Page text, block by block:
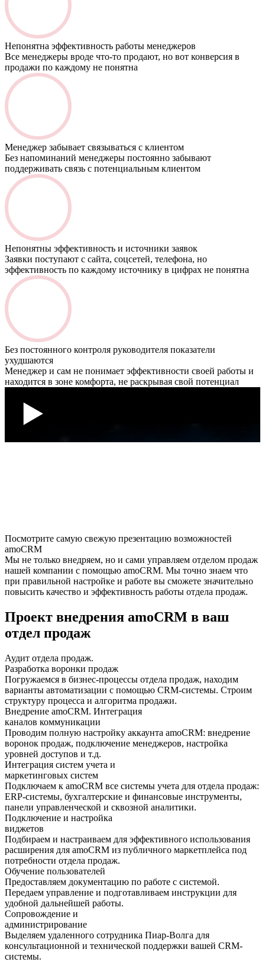
Непонятна эффективность работы менеджеров
Все менеджеры вроде что-то продают, но вот конверсия в
продажи по каждому не понятна
Менеджер забывает связываться с клиентом
Без напоминаний менеджеры постоянно забывают
поддерживать связь с потенциальным клиентом
Непонятны эффективность и источники заявок
Заявки поступают с сайта, соцсетей, телефона, но
эффективность по каждому источнику в цифрах не понятна
Без постоянного контроля руководителя показатели
ухудшаются
Менеджер и сам не понимает эффективности своей работы и
находится в зоне комфорта, не раскрывая свой потенциал
Посмотрите самую свежую презентацию возможностей
amoCRM
Мы не только внедряем, но и сами управляем отделом продаж
нашей компании с помощью amoCRM. Мы точно знаем что
при правильной настройке и работе вы сможете значительно
повысить качество и эффективность работы отдела продаж.
Проект внедрения amoCRM в ваш
отдел продаж
Аудит отдела продаж.
Разработка воронки продаж
Погружаемся в бизнес-процессы отдела продаж, находим
варианты автоматизации с помощью CRM-системы. Строим
структуру процесса и алгоритма продажи.
Внедрение amoCRM. Интеграция
каналов коммуникации
Проводим полную настройку аккаунта amoCRM: внедрение
воронок продаж, подключение менеджеров, настройка
уровней доступов и т.д.
Интеграция систем учета и
маркетинговых систем
Подключаем к amoCRM все системы учета для отдела продаж:
ERP-системы, бухгалтерские и финансовые инструменты,
панели управленческой и сквозной аналитики.
Подключение и настройка
виджетов
Подбираем и настраиваем для эффективного использования
расширения для amoCRM из публичного маркетплейса под
потребности отдела продаж.
Обучение пользователей
Предоставляем документацию по работе с системой.
Передаем управление и подготавливаем инструкции для
удобной дальнейшей работы.
Сопровождение и
администрирование
Выделяем удаленного сотрудника Пиар-Волга для
консультационной и технической поддержки вашей CRM-
системы.